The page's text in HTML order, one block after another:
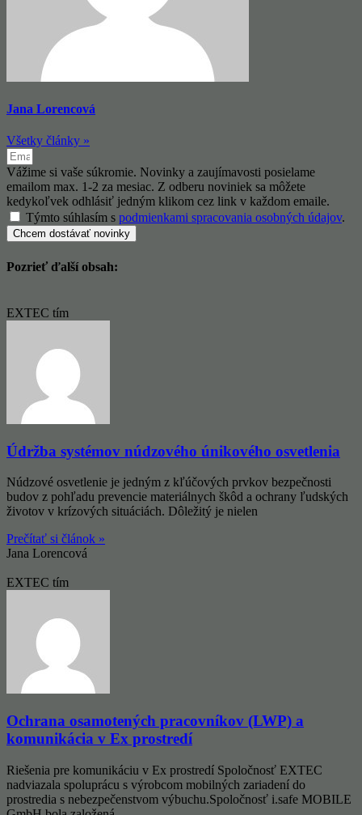
Jana Lorencová
Všetky články »
Vážime si vaše súkromie. Novinky a zaujímavosti posielame
emailom max. 1-2 za mesiac. Z odberu noviniek sa môžete
kedykoľvek odhlásiť jedným klikom cez link v každom emaile.
Týmto súhlasím s podmienkami spracovania osobných údajov.
Chcem dostávať novinky
Pozrieť ďalší obsah:
EXTEC tím
Údržba systémov núdzového únikového osvetlenia
Núdzové osvetlenie je jedným z kľúčových prvkov bezpečnosti
budov z pohľadu prevencie materiálnych škôd a ochrany ľudských
životov v krízových situáciách. Dôležitý je nielen
Prečítať si článok »
Jana Lorencová
EXTEC tím
Ochrana osamotených pracovníkov (LWP) a
komunikácia v Ex prostredí
Riešenia pre komunikáciu v Ex prostredí Spoločnosť EXTEC
nadviazala spoluprácu s výrobcom mobilných zariadení do
prostredia s nebezpečenstvom výbuchu.Spoločnosť i.safe MOBILE